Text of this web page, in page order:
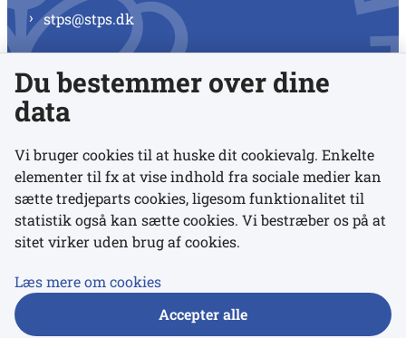
stps@stps.dk
Se alle kontaktnumre
Links
Udgivelser
Du bestemmer over dine
data
Vi bruger cookies til at huske dit cookievalg. Enkelte
elementer til fx at vise indhold fra sociale medier kan
sætte tredjeparts cookies, ligesom funktionalitet til
statistik også kan sætte cookies. Vi bestræber os på at
sitet virker uden brug af cookies.
Læs mere om cookies
Accepter alle